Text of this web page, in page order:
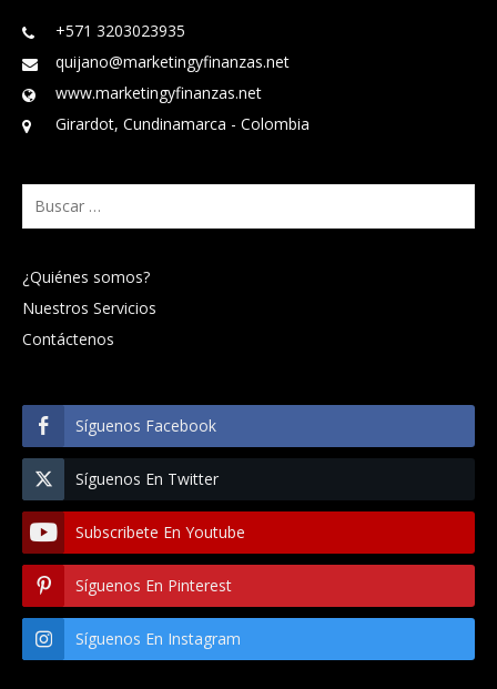
+571 3203023935
quijano@marketingyfinanzas.net
www.marketingyfinanzas.net
Girardot, Cundinamarca - Colombia
Buscar:
¿Quiénes somos?
Nuestros Servicios
Contáctenos
Síguenos Facebook
Síguenos En Twitter
Subscribete En Youtube
Síguenos En Pinterest
Síguenos En Instagram